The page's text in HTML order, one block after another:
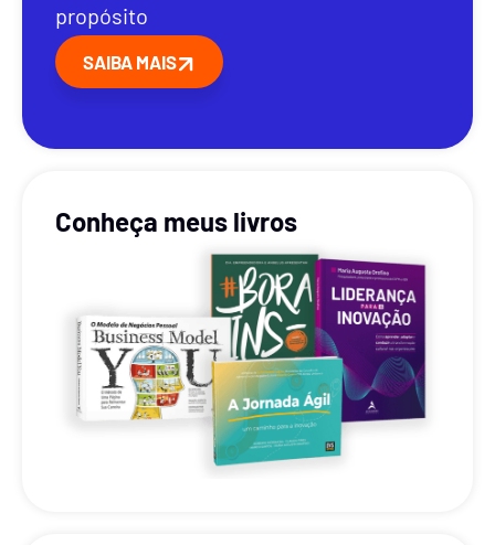
propósito
SAIBA MAIS
Conheça meus livros